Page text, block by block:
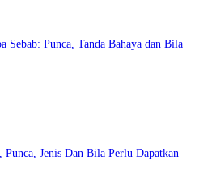
Sebab: Punca, Tanda Bahaya dan Bila
Jenis Dan Bila Perlu Dapatkan